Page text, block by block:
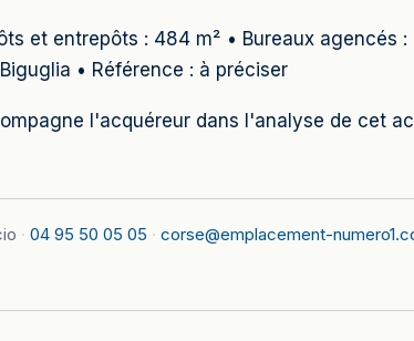
et entrepôts : 484 m² • Bureaux agencés :
• Référence : à préciser
l'acquéreur dans l'analyse de cet
· 04 95 50 05 05 · corse@emplacement-